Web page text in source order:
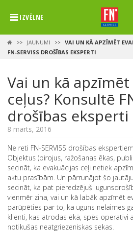
IZVĒLNE
>> JAUNUMI >>
VAI UN KĀ APZĪMĒT
FN-SERVISS DROŠĪBAS EKSPERTI
Vai un kā
ceļus? Konsultē
drošības eksperti
8 marts, 2016
Ne reti FN-SERVISS drošības
Objektus (birojus, ražošanas ēkas,
secināt, ka evakuācijas ceļi netiek
aktu prasībām. Un pārrunājot šo
secināt, ka pat pieredzējuši
vienmēr zina, vai un kā labāk apzīmēt
parūpēties par to, ka uguns nelaimes
klienti, kas atrodas ēkā, spēs operatīvi
notikušas neatgriezeniskas sekas.